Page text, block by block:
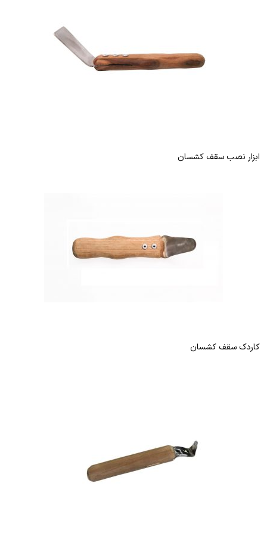
ابزار نصب سقف کشسان
کاردک سقف کشسان